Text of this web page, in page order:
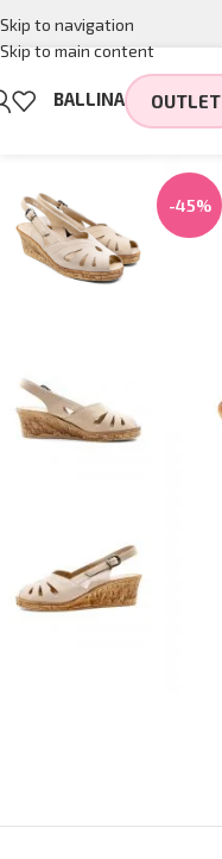
Skip to navigation
Skip to main content
BALLINA OUTLET
-45%